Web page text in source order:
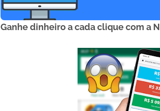
Ganhe dinheiro a cada clique com a